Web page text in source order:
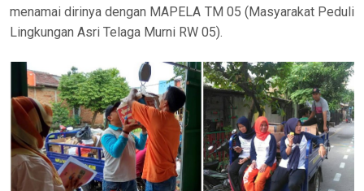
menamai dirinya dengan MAPELA TM 05 (Masyarakat Peduli
Lingkungan Asri Telaga Murni RW 05).